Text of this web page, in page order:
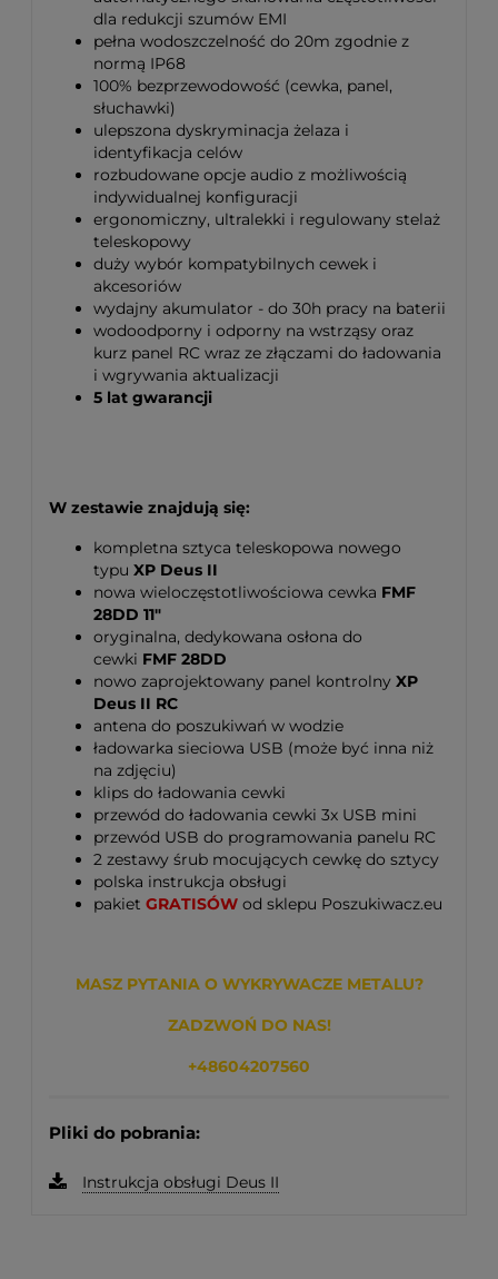
dla redukcji szumów EMI
pełna wodoszczelność do 20m zgodnie z
normą IP68
100% bezprzewodowość (cewka, panel,
słuchawki)
ulepszona dyskryminacja żelaza i
identyfikacja celów
rozbudowane opcje audio z możliwością
indywidualnej konfiguracji
ergonomiczny, ultralekki i regulowany stelaż
teleskopowy
duży wybór kompatybilnych cewek i
akcesoriów
wydajny akumulator - do 30h pracy na baterii
wodoodporny i odporny na wstrząsy oraz
kurz panel RC wraz ze złączami do ładowania
i wgrywania aktualizacji
5 lat gwarancji
W zestawie znajdują się:
kompletna sztyca teleskopowa nowego
typu XP Deus II
nowa wieloczęstotliwościowa cewka FMF
28DD 11"
oryginalna, dedykowana osłona do
cewki FMF 28DD
nowo zaprojektowany panel kontrolny XP
Deus II RC
antena do poszukiwań w wodzie
ładowarka sieciowa USB (może być inna niż
na zdjęciu)
klips do ładowania cewki
przewód do ładowania cewki 3x USB mini
przewód USB do programowania panelu RC
2 zestawy śrub mocujących cewkę do sztycy
polska instrukcja obsługi
pakiet GRATISÓW od sklepu Poszukiwacz.eu
MASZ PYTANIA O WYKRYWACZE METALU?
ZADZWOŃ DO NAS!
+48604207560
Pliki do pobrania:
Instrukcja obsługi Deus II